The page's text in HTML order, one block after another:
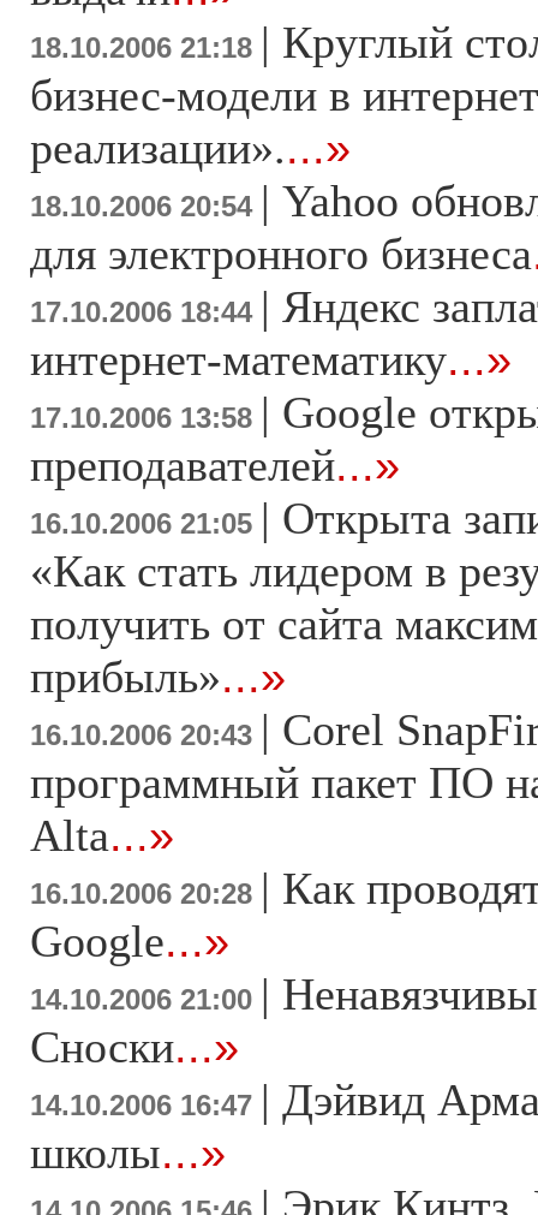
18.10.2006 21:18 | Круглый
бизнес-модели в
реализации»....»
18.10.2006 20:54 | Yahoo
для электронного бизнеса
17.10.2006 18:44 | Яндекс
интернет-математику...»
17.10.2006 13:58 | Google
преподавателей...»
16.10.2006 21:05 | Открыта
«Как стать лидером в
получить от сайта
прибыль»...»
16.10.2006 20:43 | Corel
программный пакет ПО
Alta...»
16.10.2006 20:28 | Как
Google...»
14.10.2006 21:00 |
Сноски...»
14.10.2006 16:47 | Дэйвид
школы...»